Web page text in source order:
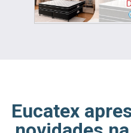
INDICADORES
FEIRAS NOTÍCIAS
Eucatex